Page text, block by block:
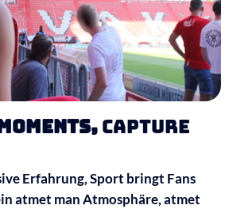
Capture
Erfahrung, Sport bringt Fans
atmet man Atmosphäre, atmet